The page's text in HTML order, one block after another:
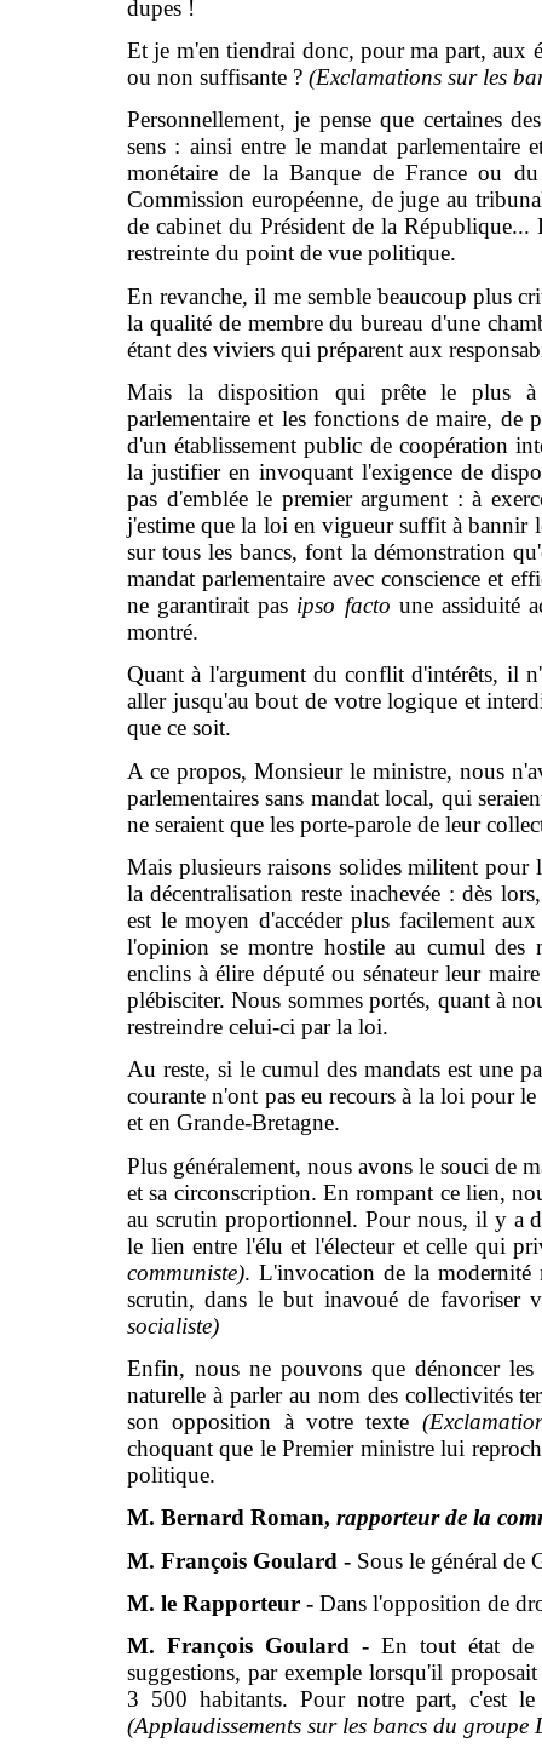
dupes !
Et je m'en tiendrai donc, pour ma part, aux
ou non suffisante ? (Exclamations sur les
Personnellement, je pense que certaines
sens : ainsi entre le mandat
monétaire de la Banque de France ou
Commission européenne, de juge au
de cabinet du Président de la
restreinte du point de vue politique.
En revanche, il me semble beaucoup plus
la qualité de membre du bureau d'une
étant des viviers qui préparent aux
Mais la disposition qui prête le plus à
parlementaire et les fonctions de maire, de
d'un établissement public de coopération
la justifier en invoquant l'exigence de
pas d'emblée le premier argument : à
j'estime que la loi en vigueur suffit à bannir
sur tous les bancs, font la démonstration
mandat parlementaire avec conscience et
ne garantirait pas ipso facto une assiduité
montré.
Quant à l'argument du conflit d'intérêts, il
aller jusqu'au bout de votre logique et
que ce soit.
A ce propos, Monsieur le ministre, nous
parlementaires sans mandat local, qui
ne seraient que les porte-parole de leur
Mais plusieurs raisons solides militent pour
la décentralisation reste inachevée : dès
est le moyen d'accéder plus facilement
l'opinion se montre hostile au cumul des
enclins à élire député ou sénateur leur
plébisciter. Nous sommes portés, quant à
restreindre celui-ci par la loi.
Au reste, si le cumul des mandats est une
courante n'ont pas eu recours à la loi pour
et en Grande-Bretagne.
Plus généralement, nous avons le souci de
et sa circonscription. En rompant ce lien,
au scrutin proportionnel. Pour nous, il y a
le lien entre l'élu et l'électeur et celle qui
communiste). L'invocation de la modernité
scrutin, dans le but inavoué de favoriser
socialiste)
Enfin, nous ne pouvons que dénoncer les
naturelle à parler au nom des collectivités
son opposition à votre texte
choquant que le Premier ministre lui
politique.
M. Bernard Roman, rapporteur de la
M. François Goulard - Sous le général de
M. le Rapporteur - Dans l'opposition de
M. François Goulard - En tout état de
suggestions, par exemple lorsqu'il
3 500 habitants. Pour notre part, c'est
(Applaudissements sur les bancs du